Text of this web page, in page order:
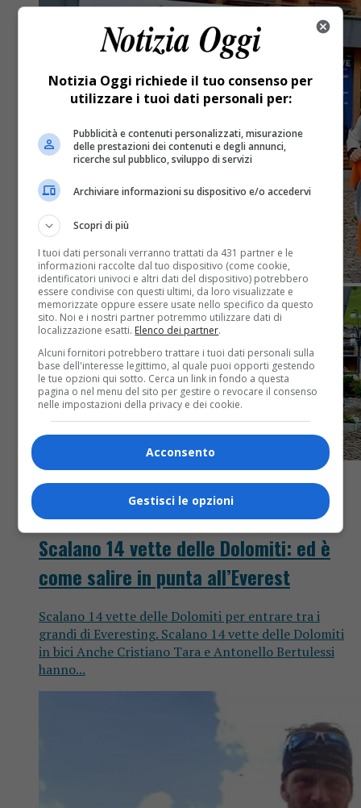
6 anni fa
Scalano 14 vette delle Dolomiti: ed è
come salire in punta all’Everest
Scalano 14 vette delle Dolomiti per entrare tra i
grandi di Everesting. Scalano 14 vette delle Dolomiti
in bici Anche Cristiano Tara e Antonello Bertulessi
hanno...
Notizia Oggi richiede il tuo consenso per
utilizzare i tuoi dati personali per:
Pubblicità e contenuti personalizzati, misurazione
delle prestazioni dei contenuti e degli annunci,
ricerche sul pubblico, sviluppo di servizi
Archiviare informazioni su dispositivo e/o accedervi
Scopri di più
I tuoi dati personali verranno trattati da 431 partner e le
informazioni raccolte dal tuo dispositivo (come cookie,
identificatori univoci e altri dati del dispositivo) potrebbero
essere condivise con questi ultimi, da loro visualizzate e
memorizzate oppure essere usate nello specifico da questo
sito. Noi e i nostri partner potremmo utilizzare dati di
localizzazione esatti. Elenco dei partner.
Alcuni fornitori potrebbero trattare i tuoi dati personali sulla
base dell'interesse legittimo, al quale puoi opporti gestendo
le tue opzioni qui sotto. Cerca un link in fondo a questa
pagina o nel menu del sito per gestire o revocare il consenso
nelle impostazioni della privacy e dei cookie.
Acconsento
Gestisci le opzioni